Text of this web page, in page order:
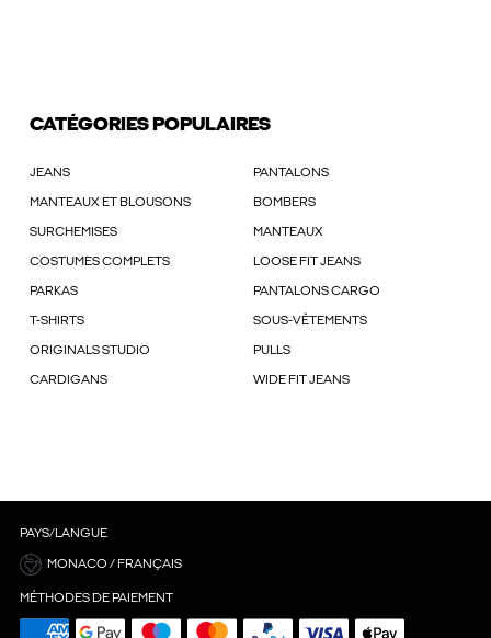
CATÉGORIES POPULAIRES
JEANS PANTALONS
MANTEAUX ET BLOUSONS BOMBERS
SURCHEMISES MANTEAUX
COSTUMES COMPLETS LOOSE FIT JEANS
PARKAS PANTALONS CARGO
T-SHIRTS SOUS-VÊTEMENTS
ORIGINALS STUDIO PULLS
CARDIGANS WIDE FIT JEANS
PAYS/LANGUE
MONACO / FRANÇAIS
MÉTHODES DE PAIEMENT